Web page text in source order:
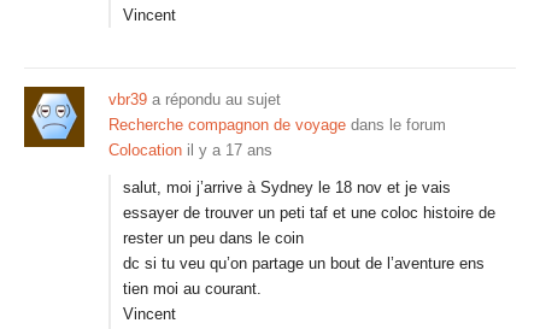
Vincent
vbr39 a répondu au sujet
Recherche compagnon de voyage dans le forum
Colocation il y a 17 ans
salut, moi j’arrive à Sydney le 18 nov et je vais
essayer de trouver un peti taf et une coloc histoire de
rester un peu dans le coin
dc si tu veu qu’on partage un bout de l’aventure ens
tien moi au courant.
Vincent